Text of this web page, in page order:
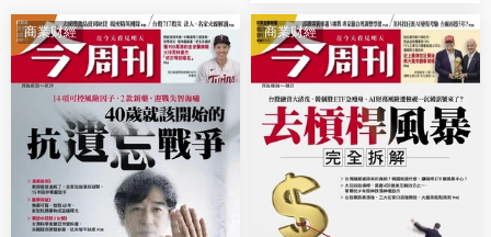
商業财經 商業财經